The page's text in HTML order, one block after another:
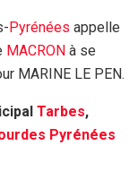
Pyrénées appelle
MACRON à se
MARINE LE PEN.
Tarbes,
Pyrénées